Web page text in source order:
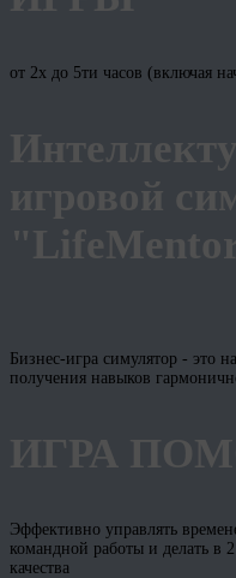
от 2х до 5ти часов (включая
игровой
Бизнес-игра симулятор - это
получения навыков
ИГРА
Эффективно управлять
командной работы и делать в
качества